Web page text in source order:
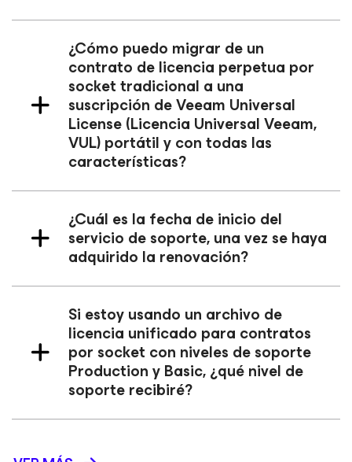
¿Cómo puedo migrar de un
contrato de licencia perpetua por
socket tradicional a una
suscripción de Veeam Universal
License (Licencia Universal Veeam,
VUL) portátil y con todas las
características?
¿Cuál es la fecha de inicio del
servicio de soporte, una vez se haya
adquirido la renovación?
Si estoy usando un archivo de
licencia unificado para contratos
por socket con niveles de soporte
Production y Basic, ¿qué nivel de
soporte recibiré?